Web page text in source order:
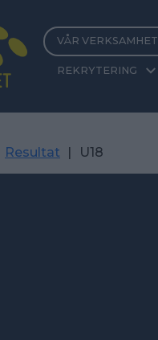
VÅR VERKSAMHET
REKRYTERING
Resultat | U18